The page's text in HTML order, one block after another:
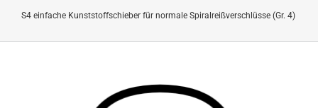
S4 einfache Kunststoffschieber für normale Spiralreißverschlüsse (Gr. 4)